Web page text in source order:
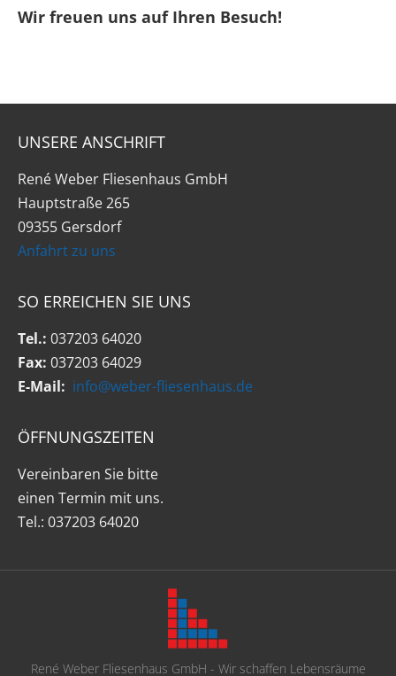
Wir freuen uns auf Ihren Besuch!
UNSERE ANSCHRIFT
René Weber Fliesenhaus GmbH
Hauptstraße 265
09355 Gersdorf
Anfahrt zu uns
SO ERREICHEN SIE UNS
Tel.: 037203 64020
Fax: 037203 64029
E-Mail: info@weber-fliesenhaus.de
ÖFFNUNGSZEITEN
Vereinbaren Sie bitte
einen Termin mit uns.
Tel.: 037203 64020
René Weber Fliesenhaus GmbH - Wir schaffen Lebensräume